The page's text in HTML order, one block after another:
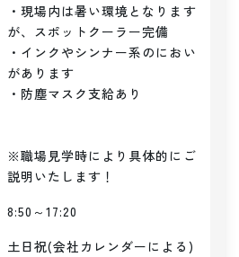
・現場内は暑い環境となります
が、スポットクーラー完備
・インクやシンナー系のにおい
があります
・防塵マスク支給あり
※職場見学時により具体的にご
説明いたします！
8:50～17:20
土日祝(会社カレンダーによる)